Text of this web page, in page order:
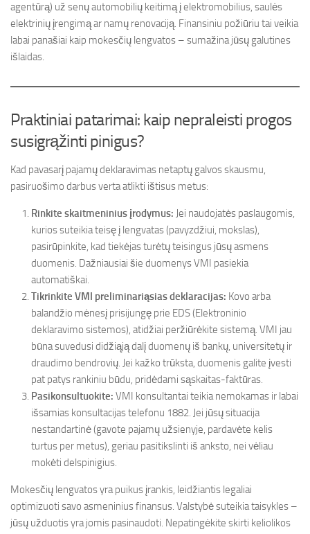
agentūrą) už senų automobilių keitimą į elektromobilius, saulės
elektrinių įrengimą ar namų renovaciją. Finansiniu požiūriu tai veikia
labai panašiai kaip mokesčių lengvatos – sumažina jūsų galutines
išlaidas.
Praktiniai patarimai: kaip nepraleisti progos
susigrąžinti pinigus?
Kad pavasarį pajamų deklaravimas netaptų galvos skausmu,
pasiruošimo darbus verta atlikti ištisus metus:
Rinkite skaitmeninius įrodymus: Jei naudojatės paslaugomis,
kurios suteikia teisę į lengvatas (pavyzdžiui, mokslas),
pasirūpinkite, kad tiekėjas turėtų teisingus jūsų asmens
duomenis. Dažniausiai šie duomenys VMI pasiekia
automatiškai.
Tikrinkite VMI preliminariąsias deklaracijas: Kovo arba
balandžio mėnesį prisijungę prie EDS (Elektroninio
deklaravimo sistemos), atidžiai peržiūrėkite sistemą. VMI jau
būna suvedusi didžiąją dalį duomenų iš bankų, universitetų ir
draudimo bendrovių. Jei kažko trūksta, duomenis galite įvesti
pat patys rankiniu būdu, pridėdami sąskaitas-faktūras.
Pasikonsultuokite: VMI konsultantai teikia nemokamas ir labai
išsamias konsultacijas telefonu 1882. Jei jūsų situacija
nestandartinė (gavote pajamų užsienyje, pardavėte kelis
turtus per metus), geriau pasitikslinti iš anksto, nei vėliau
mokėti delspinigius.
Mokesčių lengvatos yra puikus įrankis, leidžiantis legaliai
optimizuoti savo asmeninius finansus. Valstybė suteikia taisykles –
jūsų užduotis yra jomis pasinaudoti. Nepatingėkite skirti keliolikos